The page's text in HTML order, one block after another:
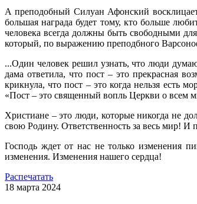
А преподобный Силуан Афонский
большая награда будет тому, кто больше
человека всегда должны быть свободными
который, по выражению преподбного
...Один человек решил узнать, что люди
дама ответила, что пост – это прекрасная
крикнула, что пост – это когда нельзя есть
«Пост – это священный вопль Церкви о всем
Христиане – это люди, которые никогда не
свою Родину. Ответственность за весь мир! И
Господь ждет от нас не только изменения
изменения. Изменения нашего сердца!
Распечатать
18 марта 2024